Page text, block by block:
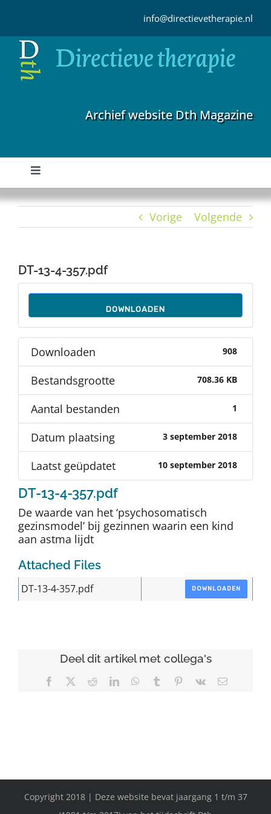
inhoud
info@directievetherapie.nl
Archief website Dth Magazine
Toggle
Navigation
Home
Auteurs
Over Dth
Contact
Vorige Volgende
DT-13-4-357.pdf
DOWNLOADEN
Downloaden 908
Bestandsgrootte 708.36 KB
Aantal bestanden 1
Datum plaatsing 3 september 2018
Laatst geüpdatet 10 september 2018
DT-13-4-357.pdf
De waarde van het ‘psychosomatisch
gezinsmodel’ bij gezinnen waarin een kind
aan astma lijdt
Attached Files
DT-13-4-357.pdf DOWNLOADEN
Deel dit artikel met collega's
Facebook RedditLinkedInWhatsApp
Tumblr Pinterest
Vk
E-
Copyright 2018 | Deze website bevat jaargang 1 t/m 37